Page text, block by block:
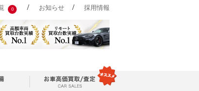
0 / お知らせ / 採用情報